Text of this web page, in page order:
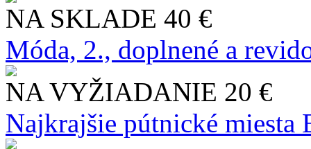
NA SKLADE 40 €
Móda, 2., doplnené a
NA VYŽIADANIE 20 €
Najkrajšie pútnické miesta